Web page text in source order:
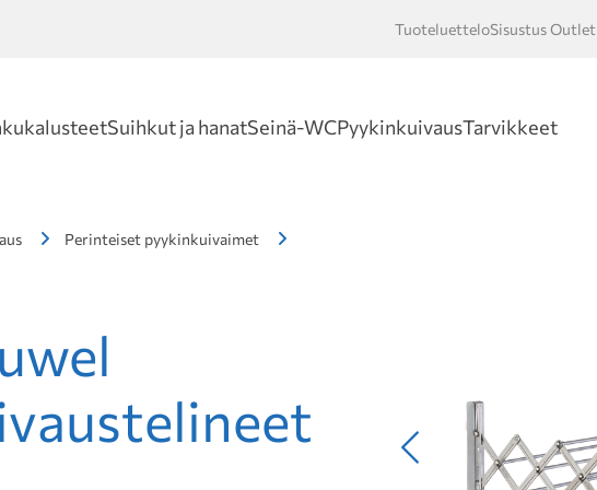
TuoteluetteloSisustus Outlet
Suihkut ja hanatSeinä-WCPyykinkuivausTarvikkeet
Perinteiset pyykinkuivaimet
Edellinen